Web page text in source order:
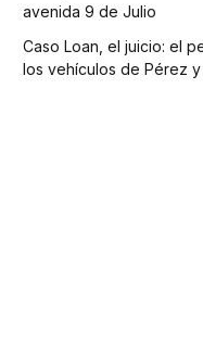
avenida 9 de Julio
Caso Loan, el juicio: el
los vehículos de Pérez y